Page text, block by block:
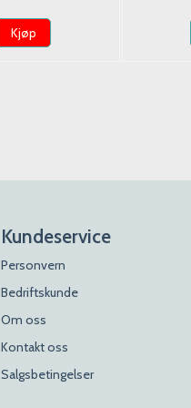
Kjøp
Kundeservice
Personvern
Bedriftskunde
Om oss
Kontakt oss
Salgsbetingelser